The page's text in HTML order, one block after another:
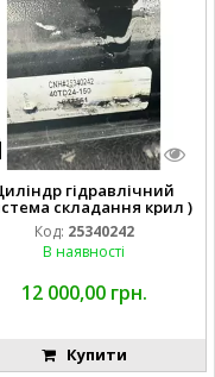
гідравлічний
складання крил )
Код: 25340242
В наявності
12 000,00 грн.
Купити